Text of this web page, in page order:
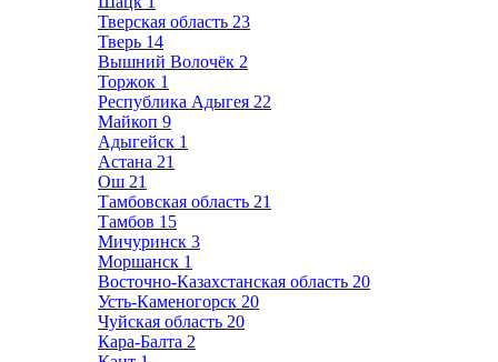
Тверская область 23
Тверь 14
Вышний Волочёк 2
Торжок 1
Республика Адыгея 22
Майкоп 9
Адыгейск 1
Астана 21
Ош 21
Тамбовская область 21
Тамбов 15
Мичуринск 3
Моршанск 1
Восточно-Казахстанская область 20
Усть-Каменогорск 20
Чуйская область 20
Кара-Балта 2